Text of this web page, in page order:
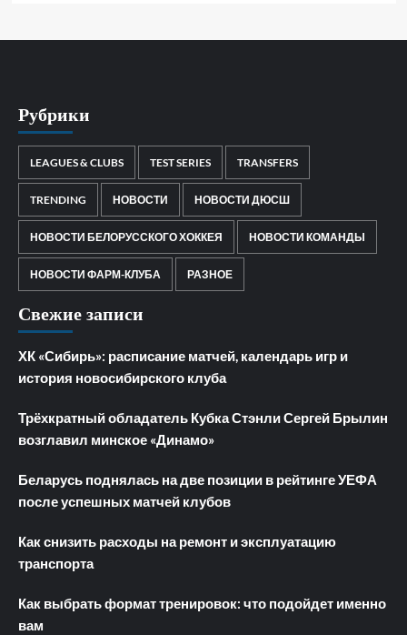
Рубрики
LEAGUES & CLUBS TEST SERIES TRANSFERS
TRENDING НОВОСТИ НОВОСТИ ДЮСШ
НОВОСТИ БЕЛОРУССКОГО ХОККЕЯ НОВОСТИ КОМАНДЫ
НОВОСТИ ФАРМ-КЛУБА РАЗНОЕ
Свежие записи
ХК «Сибирь»: расписание матчей, календарь игр и
история новосибирского клуба
Трёхкратный обладатель Кубка Стэнли Сергей Брылин
возглавил минское «Динамо»
Беларусь поднялась на две позиции в рейтинге УЕФА
после успешных матчей клубов
Как снизить расходы на ремонт и эксплуатацию
транспорта
Как выбрать формат тренировок: что подойдет именно
вам